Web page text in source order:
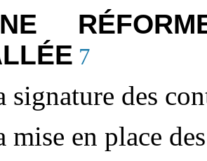
7
signature des
mise en place